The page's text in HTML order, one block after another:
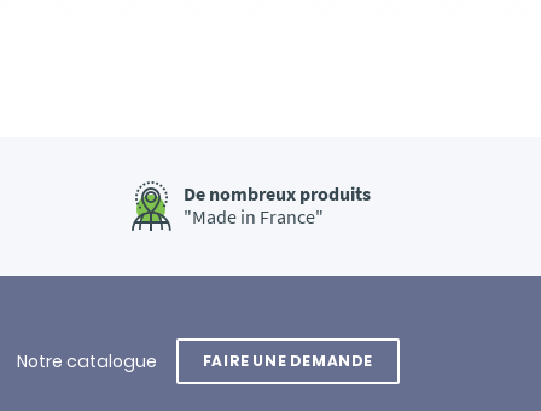
De nombreux produits
"Made in France"
Notre catalogue FAIRE UNE DEMANDE